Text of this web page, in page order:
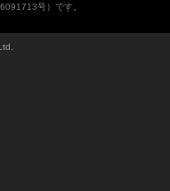
号）です。